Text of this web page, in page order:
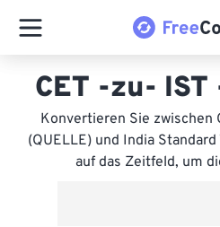
CET -zu-
Konvertieren Sie zwischen
(QUELLE) und India
auf das Zeitfeld, um